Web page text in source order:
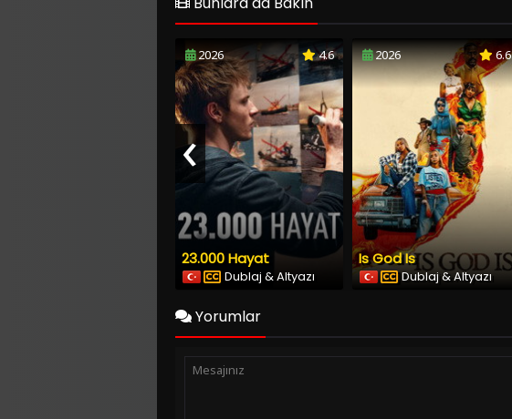
2026 4.6
23.000 Hayat
Dublaj & Altyazı
2026 6.6
Is God Is
Dublaj & Altyazı
‹
Yorumlar